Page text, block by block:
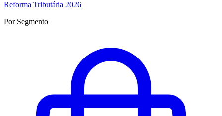
Reforma Tributária 2026
Por Segmento